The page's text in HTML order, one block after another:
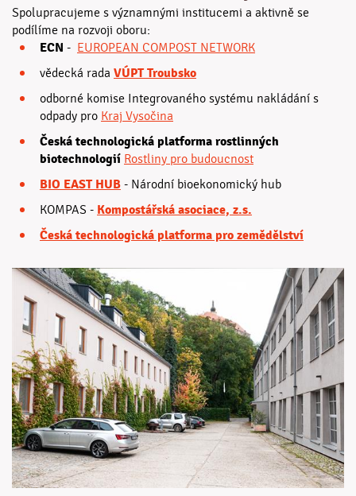
Spolupracujeme s významnými institucemi a aktivně se
podílíme na rozvoji oboru:
ECN - EUROPEAN COMPOST NETWORK
vědecká rada VÚPT Troubsko
odborné komise Integrovaného systému nakládání s
odpady pro Kraj Vysočina
Česká technologická platforma rostlinných
biotechnologií Rostliny pro budoucnost
BIO EAST HUB - Národní bioekonomický hub
KOMPAS - Kompostářská asociace, z.s.
Česká technologická platforma pro zemědělství